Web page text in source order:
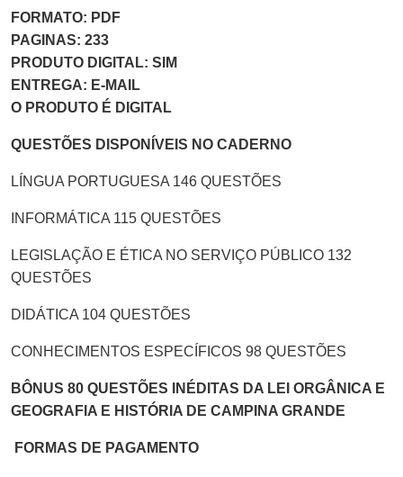
FORMATO: PDF
PAGINAS: 233
PRODUTO DIGITAL: SIM
ENTREGA: E-MAIL
O PRODUTO É DIGITAL
QUESTÕES DISPONÍVEIS NO CADERNO
LÍNGUA PORTUGUESA 146 QUESTÕES
INFORMÁTICA 115 QUESTÕES
LEGISLAÇÃO E ÉTICA NO SERVIÇO PÚBLICO 132
QUESTÕES
DIDÁTICA 104 QUESTÕES
CONHECIMENTOS ESPECÍFICOS 98 QUESTÕES
BÔNUS 80 QUESTÕES INÉDITAS DA LEI ORGÂNICA E
GEOGRAFIA E HISTÓRIA DE CAMPINA GRANDE
FORMAS DE PAGAMENTO